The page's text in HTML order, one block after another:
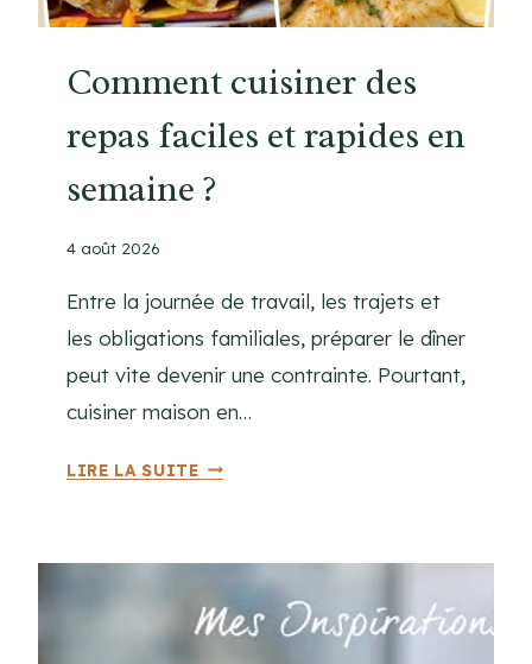
Comment cuisiner des
repas faciles et rapides en
semaine ?
4 août 2026
Entre la journée de travail, les trajets et
les obligations familiales, préparer le dîner
peut vite devenir une contrainte. Pourtant,
cuisiner maison en…
LIRE LA SUITEC
N
T